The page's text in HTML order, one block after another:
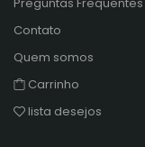
Contato
Quem somos
Carrinho
lista desejos